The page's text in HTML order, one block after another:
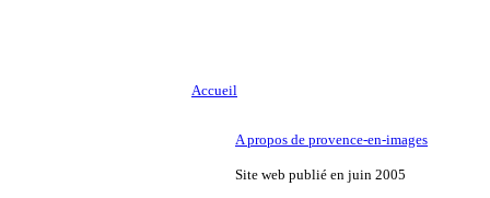
Accueil
A propos de provence-en-images
Site web publié en juin 2005